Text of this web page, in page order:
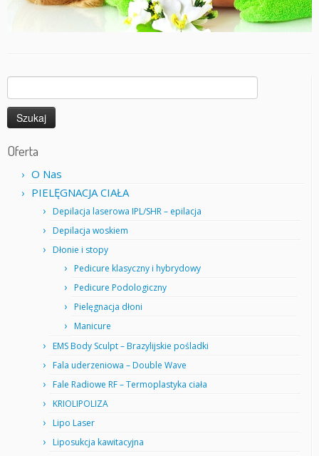
Oferta
O Nas
PIELĘGNACJA CIAŁA
Depilacja laserowa IPL/SHR – epilacja
Depilacja woskiem
Dłonie i stopy
Pedicure klasyczny i hybrydowy
Pedicure Podologiczny
Pielęgnacja dłoni
Manicure
EMS Body Sculpt – Brazylijskie pośladki
Fala uderzeniowa – Double Wave
Fale Radiowe RF – Termoplastyka ciała
KRIOLIPOLIZA
Lipo Laser
Liposukcja kawitacyjna